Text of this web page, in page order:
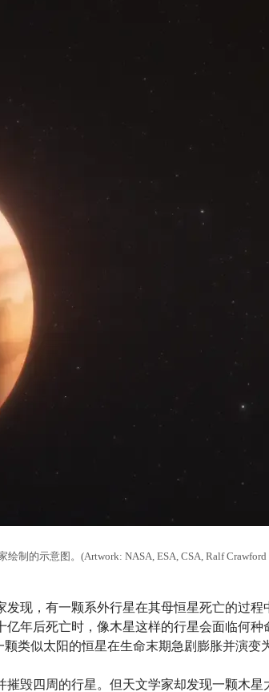
制的示意图。(Artwork: NASA, ESA, CSA, Ralf Crawford
发现，有一颗系外行星在其母恒星死亡的过
年后死亡时，像木星这样的行星会面临何种
类似太阳的恒星在生命末期急剧膨胀并演
毁四周的行星。但天文学家却发现一颗木